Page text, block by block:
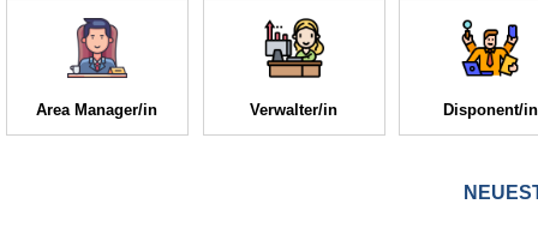
Area Manager/in Verwalter/in Disponent/in